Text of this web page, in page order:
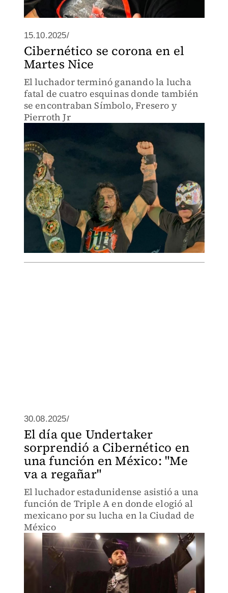
15.10.2025/
Cibernético se corona en el
Martes Nice
El luchador terminó ganando la lucha
fatal de cuatro esquinas donde también
se encontraban Símbolo, Fresero y
Pierroth Jr
30.08.2025/
El día que Undertaker
sorprendió a Cibernético en
una función en México: "Me
va a regañar"
El luchador estadunidense asistió a una
función de Triple A en donde elogió al
mexicano por su lucha en la Ciudad de
México